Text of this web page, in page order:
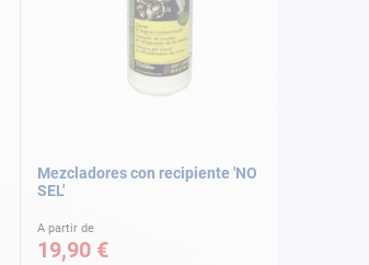
Mezcladores con recipiente 'NO
SEL'
A partir de
19,90 €